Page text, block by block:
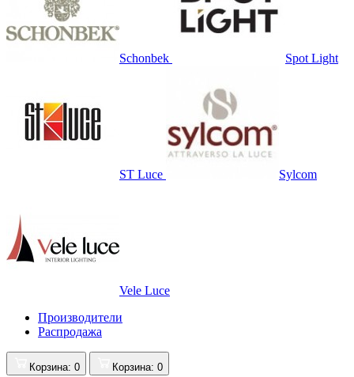
Schonbek Spot Light
ST Luce Sylcom
Vele Luce
Производители
Распродажа
Корзина: 0 Корзина: 0